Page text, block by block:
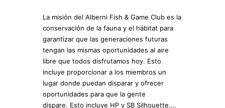
La misión del Alberni Fish & Game Club es la
conservación de la fauna y el hábitat para
garantizar que las generaciones futuras
tengan las mismas oportunidades al aire
libre que todos disfrutamos hoy. Esto
incluye proporcionar a los miembros un
lugar donde puedan disparar y ofrecer
oportunidades para que la gente
dispare. Esto incluye HP y SB Silhouette….